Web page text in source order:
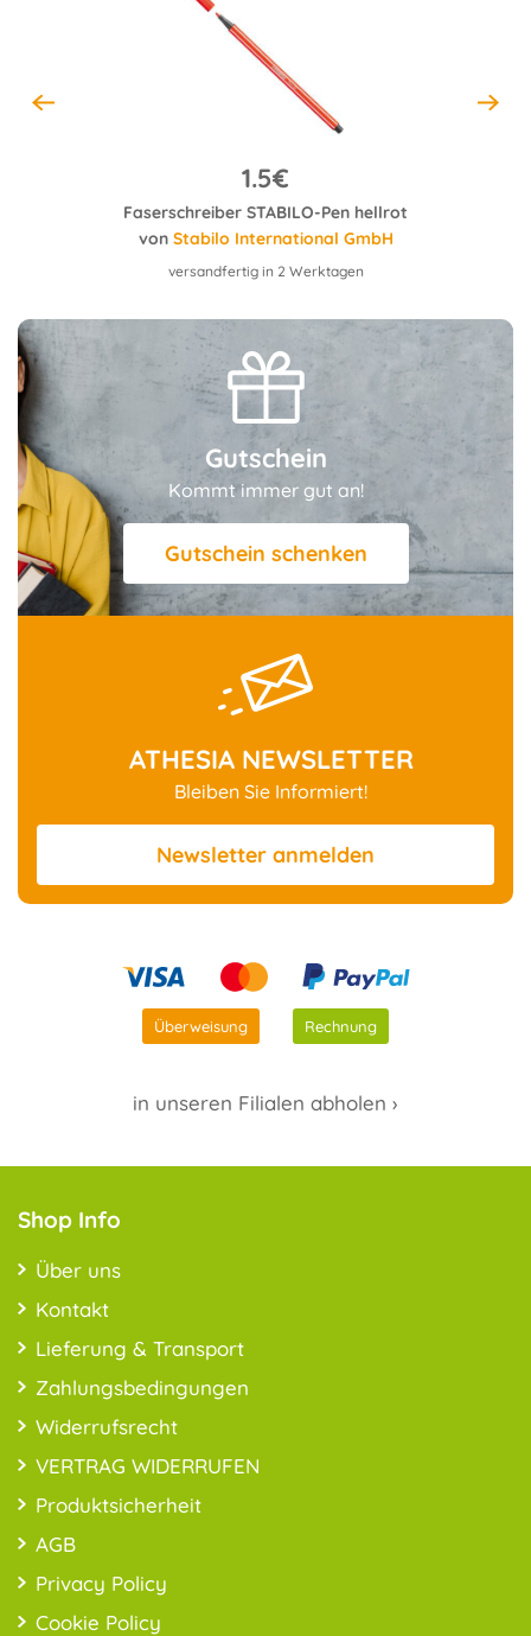
1.5€
Faserschreiber STABILO-Pen hellrot
von Stabilo International GmbH
versandfertig in 2 Werktagen
Gutschein
Kommt immer gut an!
Gutschein schenken
ATHESIA NEWSLETTER
Bleiben Sie Informiert!
Newsletter anmelden
Überweisung Rechnung
in unseren Filialen abholen ›
Shop Info
Über uns
Kontakt
Lieferung & Transport
Zahlungsbedingungen
Widerrufsrecht
VERTRAG WIDERRUFEN
Produktsicherheit
AGB
Privacy Policy
Cookie Policy